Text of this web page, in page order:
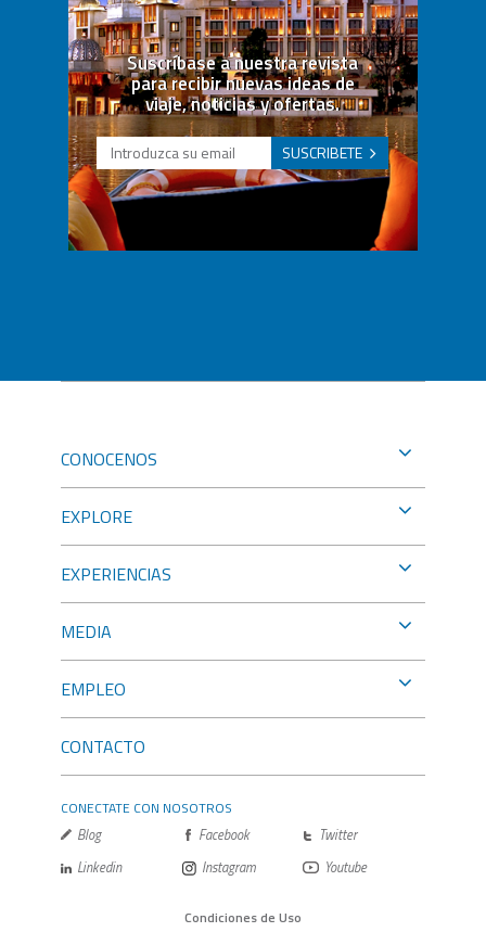
Suscríbase a nuestra revista
para recibir nuevas ideas de
viaje, noticias y ofertas.
SUSCRIBETE
CONOCENOS
EXPLORE
EXPERIENCIAS
MEDIA
EMPLEO
CONTACTO
CONECTATE CON NOSOTROS
Blog
Facebook
Twitter
Linkedin
Instagram Youtube
Condiciones de Uso